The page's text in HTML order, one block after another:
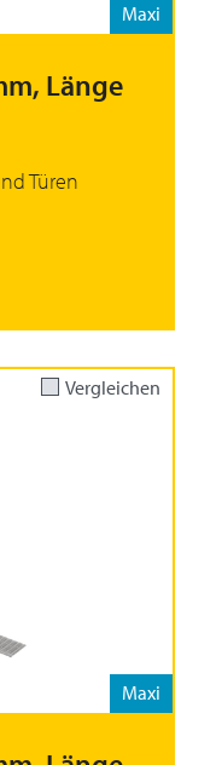
Maxi
Länge
Türen
Vergleichen
Maxi